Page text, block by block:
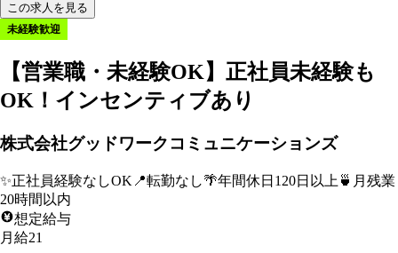
この求人を見る
未経験歓迎
【営業職・未経験OK】正社員未経験も
OK！インセンティブあり
株式会社グッドワークコミュニケーションズ
✨正社員経験なしOK 📍転勤なし🌴年間休日120日以上 🍵 月残業
20時間以内
想定給与
月給21